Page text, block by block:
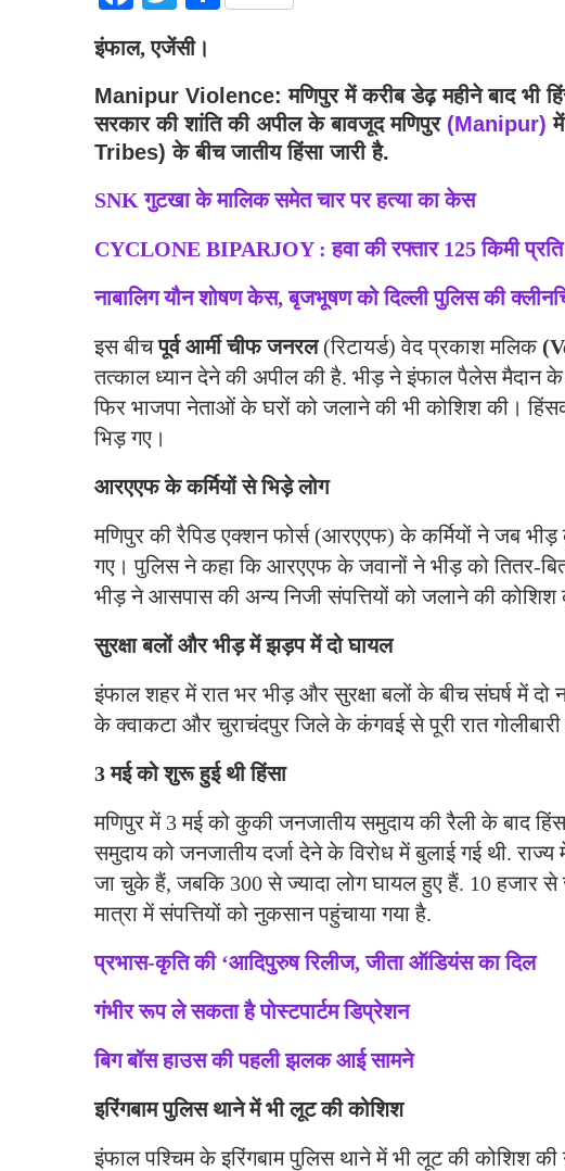
इंफाल, एजेंसी।
Manipur Violence: मणिपुर में करीब डेढ़ महीने बाद भी
सरकार की शांति की अपील के बावजूद मणिपुर(Manipur)
Tribes) के बीच जातीय हिंसा जारी है.
SNK गुटखा के मालिक समेत चार पर हत्या का केस
CYCLONE BIPARJOY : हवा की रफ्तार 125 किमी
नाबालिग यौन शोषण केस, बृजभूषण को दिल्ली पुलिस की
इस बीचपूर्व आर्मी चीफ जनरल(रिटायर्ड) वेद प्रकाश मलिक
तत्काल ध्यान देने की अपील की है. भीड़ ने इंफाल पैलेस मैदान
फिर भाजपा नेताओं के घरों को जलाने की भी कोशिश की। हिंसक
भिड़ गए।
आरएएफ के कर्मियों से भिड़े लोग
मणिपुर की रैपिड एक्शन फोर्स (आरएएफ) के कर्मियों ने जब
गए। पुलिस ने कहा कि आरएएफ के जवानों ने भीड़ को तितर-
भीड़ ने आसपास की अन्य निजी संपत्तियों को जलाने की कोशिश
सुरक्षा बलों और भीड़ में झड़प में दो घायल
इंफाल शहर में रात भर भीड़ और सुरक्षा बलों के बीच संघर्ष में दो
के क्वाकटा और चुराचंदपुर जिले के कंगवई से पूरी रात गोलीबारी
3 मई को शुरू हुई थी हिंसा
मणिपुर में 3 मई को कुकी जनजातीय समुदाय की रैली के बाद
समुदाय को जनजातीय दर्जा देने के विरोध में बुलाई गई थी.
जा चुके हैं, जबकि 300 से ज्यादा लोग घायल हुए हैं. 10 हजार से
मात्रा में संपत्तियों को नुकसान पहुंचाया गया है.
प्रभास-कृति की ‘आदिपुरुष रिलीज, जीता ऑडियंस का दिल
गंभीर रूप ले सकता है पोस्‍टपार्टम डिप्रेशन
बिग बॉस हाउस की पहली झलक आई सामने
इरिंगबाम पुलिस थाने में भी लूट की कोशिश
इंफाल पश्चिम के इरिंगबाम पुलिस थाने में भी लूट की कोशिश की